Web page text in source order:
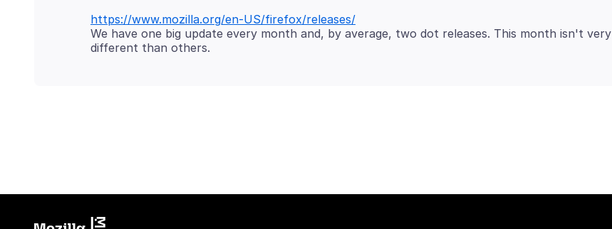
https://www.mozilla.org/en-US/firefox/releases/
We have one big update every month and, by average, two dot releases. This month isn't very